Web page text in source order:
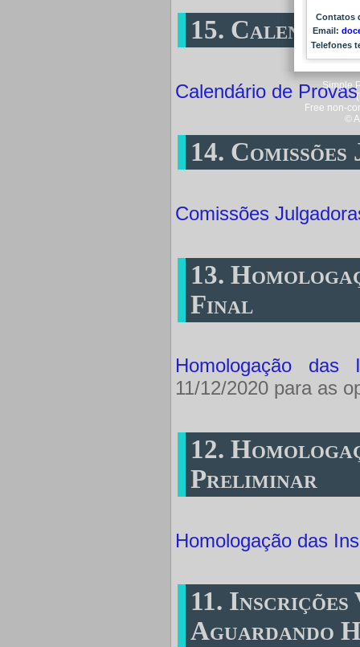
15.
Calendário de Provas
14.
Comissões
13.
Final
Homologação das
11/12/2020 para as
12.
Preliminar
Homologação das
11. Inscrições
Aguardando
Contatos
Email:
Telefones
Simple
Free non-
©